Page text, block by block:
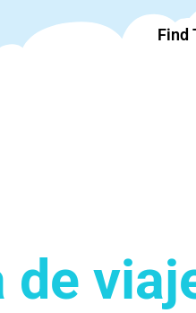
Find
de